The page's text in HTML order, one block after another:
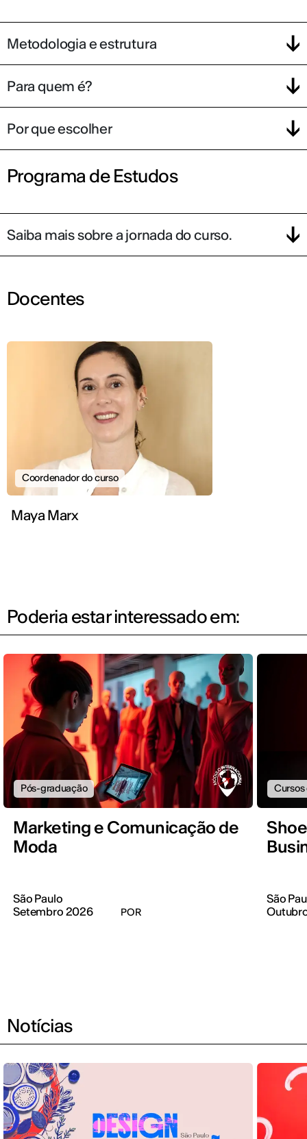
Metodologia e estrutura
Para quem é?
Por que escolher
Programa de Estudos
Saiba mais sobre a jornada do curso.
Docentes
Coordenador do curso
Maya Marx
Poderia estar interessado em:
Pós-graduação
Marketing e Comunicação de
Moda
São Paulo
Setembro 2026
POR
Cursos
São
Notícias